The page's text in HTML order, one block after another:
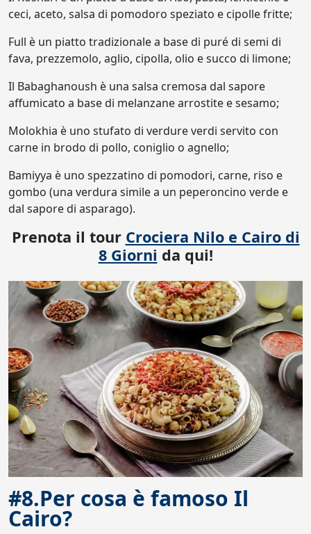
ceci, aceto, salsa di pomodoro speziato e cipolle fritte;
Full è un piatto tradizionale a base di puré di semi di
fava, prezzemolo, aglio, cipolla, olio e succo di limone;
Il Babaghanoush è una salsa cremosa dal sapore
affumicato a base di melanzane arrostite e sesamo;
Molokhia è uno stufato di verdure verdi servito con
carne in brodo di pollo, coniglio o agnello;
Bamiyya è uno spezzatino di pomodori, carne, riso e
gombo (una verdura simile a un peperoncino verde e
dal sapore di asparago).
Prenota il tour Crociera Nilo e Cairo di
8 Giorni da qui!
#8.Per cosa è famoso Il
Cairo?